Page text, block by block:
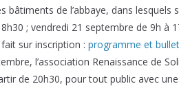
de l’abbaye, dans lesquels
; vendredi 21 septembre de 9h à
sur inscription : programme et
l’association Renaissance de
de 20h30, pour tout public avec